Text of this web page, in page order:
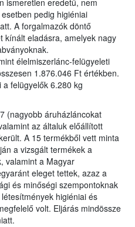
ismeretlen eredetű, nem
pedig higiéniai
A forgalmazók döntő
kínált eladásra, amelyek nagy
élelmiszerlánc-felügyeleti
1.876.046 Ft értékben.
felügyelők 6.280 kg
(nagyobb áruházláncokat
az általuk előállított
A 15 termékből vett minta
a vizsgált termékek a
valamint a Magyar
eleget tettek, azaz a
és minőségi szempontoknak
higiéniai és
volt. Eljárás mindössze